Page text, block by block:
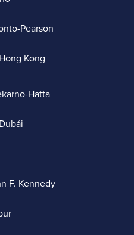
Pearson
Kong
Hatta
F. Kennedy